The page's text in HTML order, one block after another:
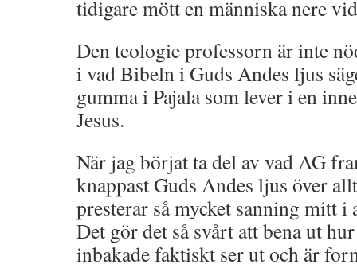
tidigare mött en människa nere
Den teologie professorn är inte
i vad Bibeln i Guds Andes ljus
gumma i Pajala som lever i en
Jesus.
När jag börjat ta del av vad AG
knappast Guds Andes ljus över
presterar så mycket sanning mitt
Det gör det så svårt att bena ut
inbakade faktiskt ser ut och är